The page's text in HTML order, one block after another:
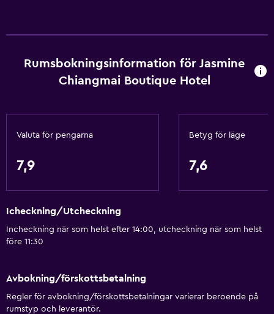
Rumsbokningsinformation för Jasmine
Chiangmai Boutique Hotel
Valuta för pengarna
7,9
Betyg för läge
7,6
Icheckning/Utcheckning
Incheckning när som helst efter 14:00, utcheckning när som helst
före 11:30
Avbokning/förskottsbetalning
Regler för avbokning/förskottsbetalningar varierar beroende på
rumstyp och leverantör.